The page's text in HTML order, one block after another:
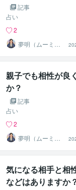
記事
占い
2
夢明（ムーミ
ン）＠人生を笑
顔にする占い師
親子でも相性が良
か？
記事
占い
2
夢明（ムーミ
ン）＠人生を笑
顔にする占い師
気になる相手と相
などはありますか